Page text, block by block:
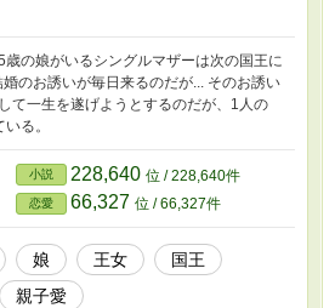
の娘がいるシングルマザーは次の国王に
のお誘いが毎日来るのだが... そのお誘い
て一生を遂げようとするのだが、1人の
る。
小説 228,640 位 / 228,640件
恋愛 66,327 位 / 66,327件
娘 王女
国王
親子愛